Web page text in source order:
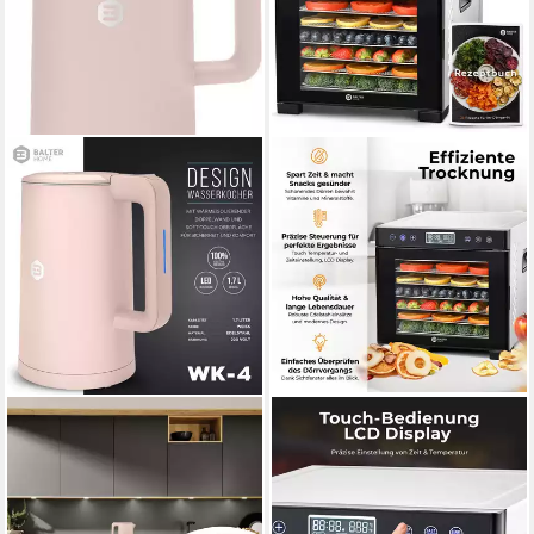
Wasserkocher
leistungsstarker Teekocher
mit One-Touch Öffnung, 1.7 l,
BALTER
Dörrautomat Edelstahl,
Dörrgerät mit 7
Einlegefächern, 600 W, BPA-